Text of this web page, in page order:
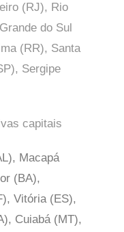
(RJ), Rio
do Sul
(RR), Santa
Sergipe
capitais
Macapá
(BA),
Vitória (ES),
Cuiabá (MT),